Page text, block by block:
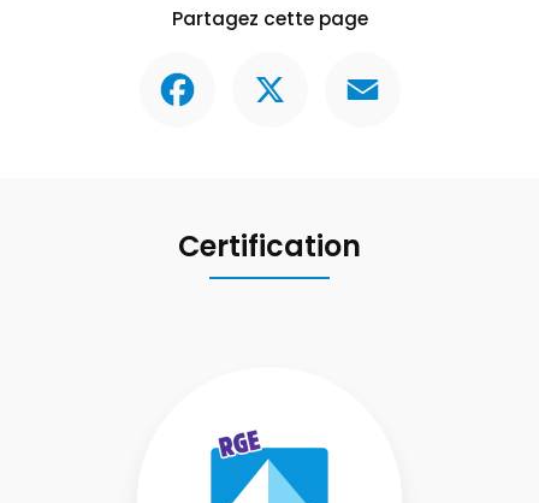
Partagez cette page
Certification